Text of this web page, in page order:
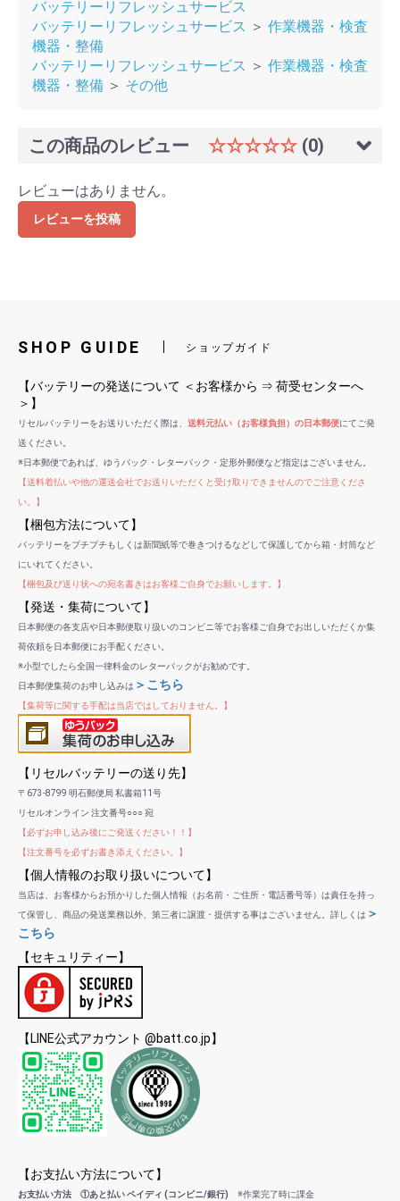
バッテリーリフレッシュサービス
バッテリーリフレッシュサービス ＞ 作業機器・検査
機器・整備
バッテリーリフレッシュサービス ＞ 作業機器・検査
機器・整備 ＞ その他
この商品のレビュー ☆☆☆☆☆ (0)
レビューはありません。
レビューを投稿
SHOP GUIDE ショップガイド
【バッテリーの発送について ＜お客様から ⇒ 荷受センターへ
＞】
リセルバッテリーをお送りいただく際は、 送料元払い（お客様負担）の日本郵便にてご発
送ください。
※日本郵便であれば、ゆうパック・レターパック・定形外郵便など指定はございません。
【送料着払いや他の運送会社でお送りいただくと受け取りできませんのでご注意くださ
い。】
【梱包方法について】
バッテリーをプチプチもしくは新聞紙等で巻きつけるなどして保護してから箱・封筒など
にいれてください。
【梱包及び送り状への宛名書きはお客様ご自身でお願いします。】
【発送・集荷について】
日本郵便の各支店や日本郵便取り扱いのコンビニ等でお客様ご自身でお出しいただくか集
荷依頼を日本郵便にお手配ください。
※小型でしたら全国一律料金のレターパックがお勧めです。
日本郵便集荷のお申し込みは ＞こちら
【集荷等に関する手配は当店ではしておりません。】
【リセルバッテリーの送り先】
〒673-8799 明石郵便局 私書箱11号
リセルオンライン 注文番号○○○ 宛
【必ずお申し込み後にご発送ください！！】
【注文番号を必ずお書き添えください。】
【個人情報のお取り扱いについて】
当店は、お客様からお預かりした個人情報（お名前・ご住所・電話番号等）は責任を持っ
て保管し、商品の発送業務以外、第三者に譲渡・提供する事はございません。詳しくは ＞
こちら
【セキュリティー】
【LINE公式アカウント @batt.co.jp】
【お支払い方法について】
お支払い方法 ①あと払い ペイディ (コンビニ/銀行) ※作業完了時に課金